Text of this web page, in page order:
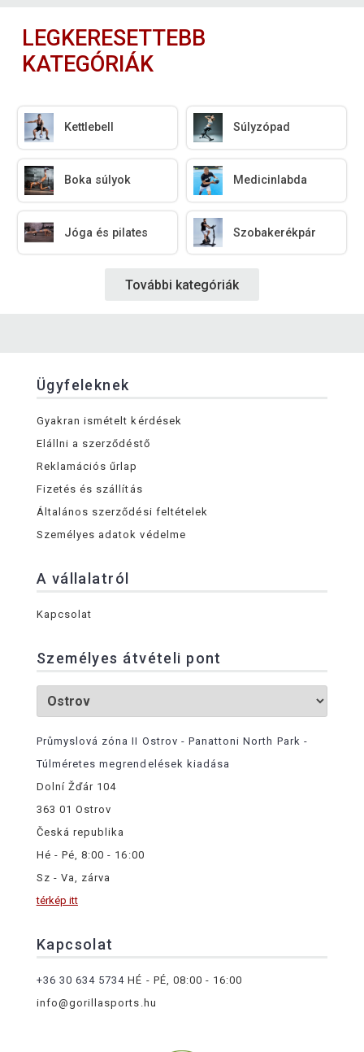
LEGKERESETTEBB
KATEGÓRIÁK
Kettlebell Súlyzópad
Boka súlyok Medicinlabda
Jóga és pilates Szobakerékpár
További kategóriák
Ügyfeleknek
Gyakran ismételt kérdések
Elállni a szerződéstő
Reklamációs űrlap
Fizetés és szállítás
Általános szerződési feltételek
Személyes adatok védelme
A vállalatról
Kapcsolat
Személyes átvételi pont
Průmyslová zóna II Ostrov - Panattoni North Park -
Túlméretes megrendelések kiadása
Dolní Žďár 104
363 01 Ostrov
Česká republika
Hé - Pé, 8:00 - 16:00
Sz - Va, zárva
térkép itt
Kapcsolat
+36 30 634 5734 HÉ - PÉ, 08:00 - 16:00
info@gorillasports.hu